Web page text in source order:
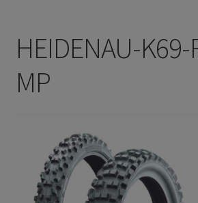
Gumi ABC
Márkák
Kapcs.
HEIDENAU-K69-
MP